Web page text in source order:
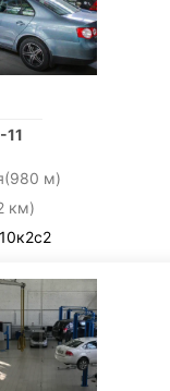
11
(980 м)
км)